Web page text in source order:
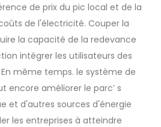
de prix du pic local et de la
de l'électricité. Couper la
la capacité de la redevance
intégrer les utilisateurs des
même temps. le système de
encore améliorer le parc’ s
et d'autres sources d'énergie
les entreprises à atteindre